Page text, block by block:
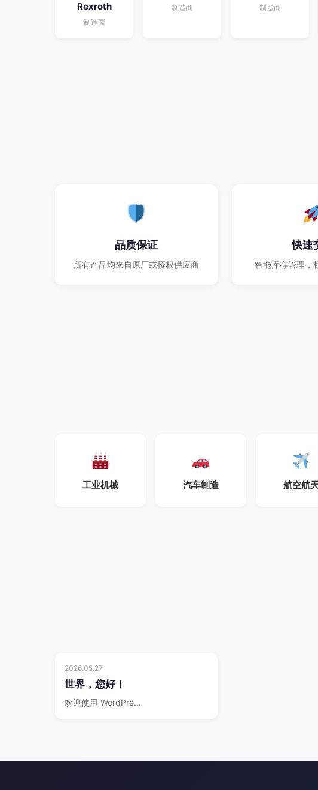
Rexroth
制造商
制造商 制造商
品质保证
所有产品均来自原厂或授权供应商
快速
智能库存管理，
工业机械 汽车制造 航空航
2026.05.27
世界，您好！
欢迎使用 WordPre…